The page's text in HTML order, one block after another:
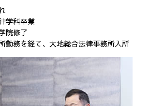
学科卒業
院修了
勤務を経て、大地総合法律事務所入所